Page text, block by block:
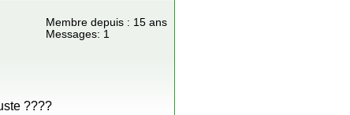
Membre depuis : 15 ans
Messages: 1
????